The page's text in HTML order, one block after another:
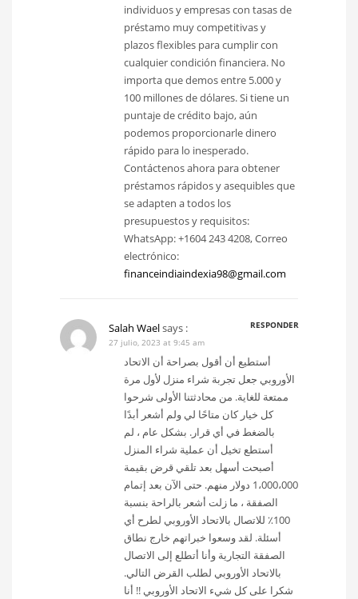
individuos y empresas con tasas de
préstamo muy competitivas y
plazos flexibles para cumplir con
cualquier condición financiera. No
importa que demos entre 5.000 y
100 millones de dólares. Si tiene un
puntaje de crédito bajo, aún
podemos proporcionarle dinero
rápido para lo inesperado.
Contáctenos ahora para obtener
préstamos rápidos y asequibles que
se adapten a todos los
presupuestos y requisitos:
WhatsApp: +1604 243 4208, Correo
electrónico:
financeindiaindexia98@gmail.com
Salah Waelsays :
RESPONDER
27 julio, 2023 at 9:45 am
أستطيع أن أقول بصراحة أن الاتحاد
الأوروبي جعل تجربة شراء منزل لأول مرة
ممتعة للغاية. من محادثتنا الأولى شرحوا
كل خيار كان متاحًا لي ولم أشعر أبدًا
بالضغط في أي قرار. بشكل عام ، لم
أستطع تخيل أن عملية شراء المنزل
أصبحت أسهل بعد تلقي قرض بقيمة
1،000،000 دولار منهم. حتى الآن بعد إتمام
الصفقة ، ما زلت أشعر بالراحة بنسبة
100٪ للاتصال بالاتحاد الأوروبي لطرح أي
أسئلة. لقد وسعوا خبراتهم خارج نطاق
الصفقة التجارية وأنا أتطلع إلى الاتصال
بالاتحاد الأوروبي لطلب القرض التالي.
شكرا على كل شيء الاتحاد الأوروبي !! أنا